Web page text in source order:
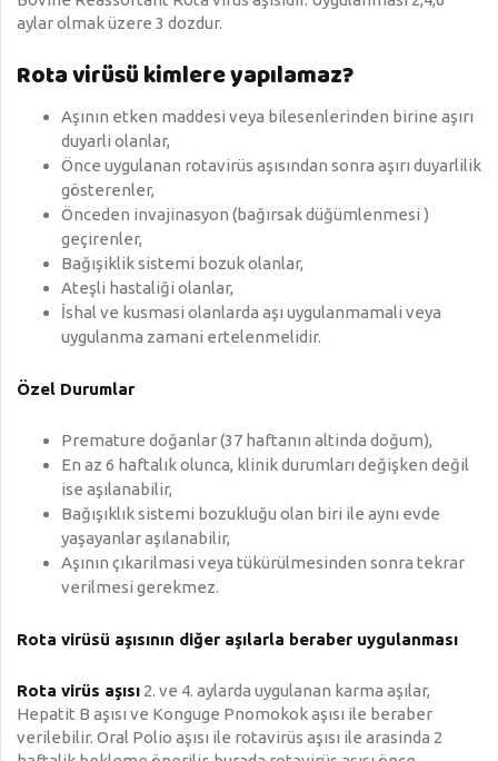
aylar olmak üzere 3 dozdur.
Rota virüsü kimlere yapılamaz?
Aşının etken maddesi veya bilesenlerinden birine aşırı
duyarli olanlar,
Önce uygulanan rotavirüs aşısından sonra aşırı duyarlilik
gösterenler,
Önceden invajinasyon (bağırsak düğümlenmesi )
geçirenler,
Bağışiklik sistemi bozuk olanlar,
Ateşli hastaliği olanlar,
İshal ve kusmasi olanlarda aşı uygulanmamali veya
uygulanma zamani ertelenmelidir.
Özel Durumlar
Premature doğanlar (37 haftanın altinda doğum),
En az 6 haftalık olunca, klinik durumları değişken değil
ise aşılanabilir,
Bağışıklık sistemi bozukluğu olan biri ile aynı evde
yaşayanlar aşılanabilir,
Aşının çıkarilmasi veya tükürülmesinden sonra tekrar
verilmesi gerekmez.
Rota virüsü aşısının diğer aşılarla beraber uygulanması
Rota virüs aşısı 2. ve 4. aylarda uygulanan karma aşılar,
Hepatit B aşısı ve Konguge Pnomokok aşısı ile beraber
verilebilir. Oral Polio aşısı ile rotavirüs aşısı ile arasinda 2